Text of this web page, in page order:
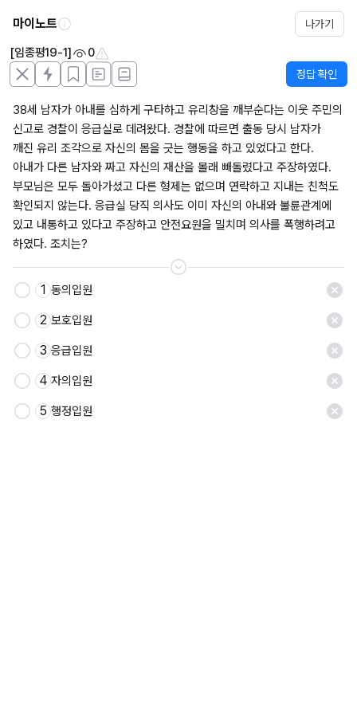
마이노트 나가기
[임종평19-1] 0
정답 확인
38세 남자가 아내를 심하게 구타하고 유리창을 깨부순다는 이웃 주민의
신고로 경찰이 응급실로 데려왔다. 경찰에 따르면 출동 당시 남자가
깨진 유리 조각으로 자신의 몸을 긋는 행동을 하고 있었다고 한다.
아내가 다른 남자와 짜고 자신의 재산을 몰래 빼돌렸다고 주장하였다.
부모님은 모두 돌아가셨고 다른 형제는 없으며 연락하고 지내는 친척도
확인되지 않는다. 응급실 당직 의사도 이미 자신의 아내와 불륜관계에
있고 내통하고 있다고 주장하고 안전요원을 밀치며 의사를 폭행하려고
하였다. 조치는?
저장
1 동의입원
2 보호입원
3 응급입원
4 자의입원
5 행정입원